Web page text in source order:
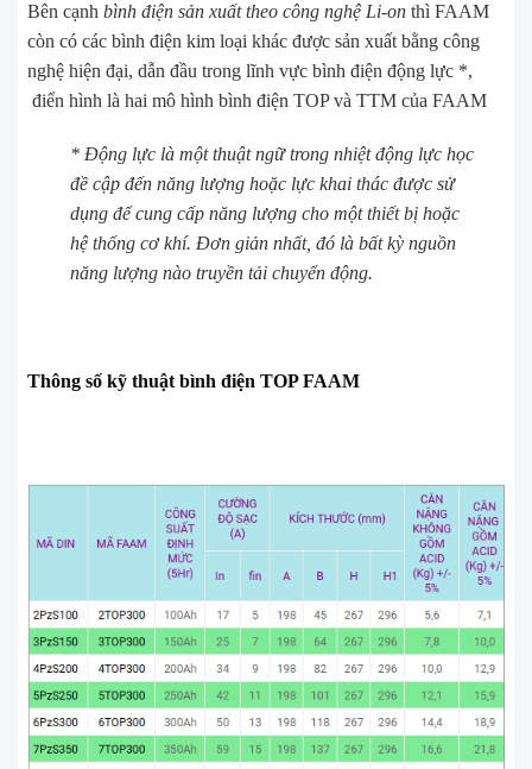
Bên cạnh bình điện sản xuất theo công nghệ Li-on thì FAAM
còn có các bình điện kim loại khác được sản xuất bằng công
nghệ hiện đại, dẫn đầu trong lĩnh vực bình điện động lực *,
điển hình là hai mô hình bình điện TOP và TTM của FAAM
* Động lực là một thuật ngữ trong nhiệt động lực học
đề cập đến năng lượng hoặc lực khai thác được sử
dụng để cung cấp năng lượng cho một thiết bị hoặc
hệ thống cơ khí. Đơn giản nhất, đó là bất kỳ nguồn
năng lượng nào truyền tải chuyển động.
Thông số kỹ thuật bình điện TOP FAAM